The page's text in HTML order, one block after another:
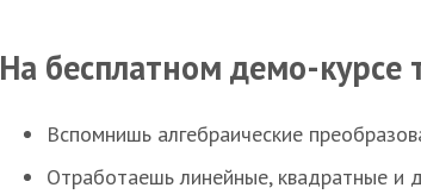
На бесплатном демо-курсе
Вспомнишь алгебраические
Отработаешь линейные, квадратные и